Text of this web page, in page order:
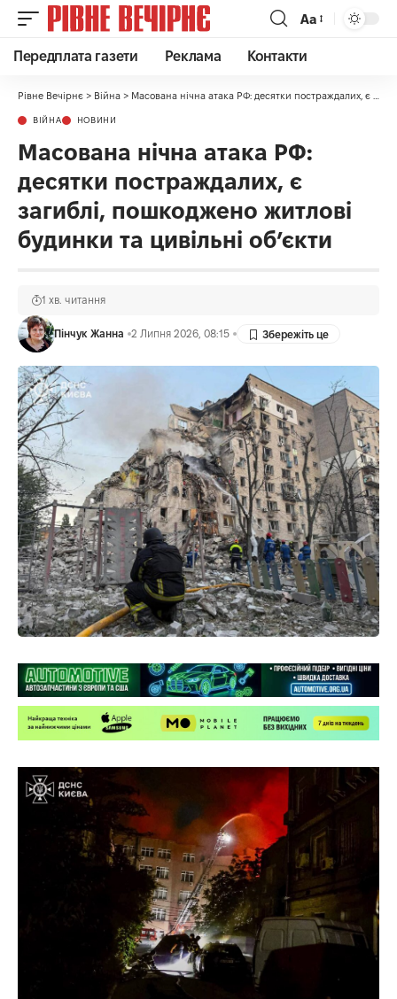
Аа
Передплата газети Реклама Контакти
Рівне Вечірнє > Війна > Масована нічна атака РФ: десятки постраждалих, є загиблі, пошкоджено житлові будинки та цивільні об’єкти
ВІЙНА НОВИНИ
Масована нічна атака РФ:
десятки постраждалих, є
загиблі, пошкоджено житлові
будинки та цивільні об’єкти
Пінчук Жанна 2 Липня 2026, 08:15
1 хв. читання